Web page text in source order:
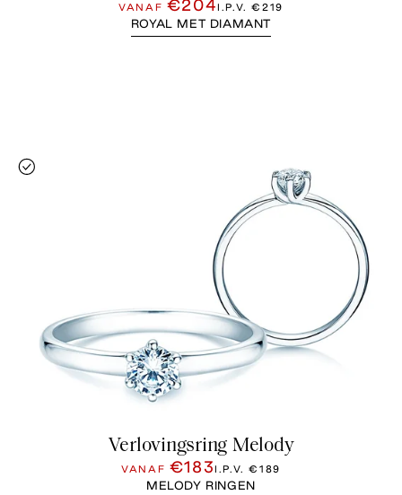
VANAF €204I.P.V.€219
ROYAL MET DIAMANT
Verlovingsring Melody
VANAF €183I.P.V.€189
MELODY RINGEN